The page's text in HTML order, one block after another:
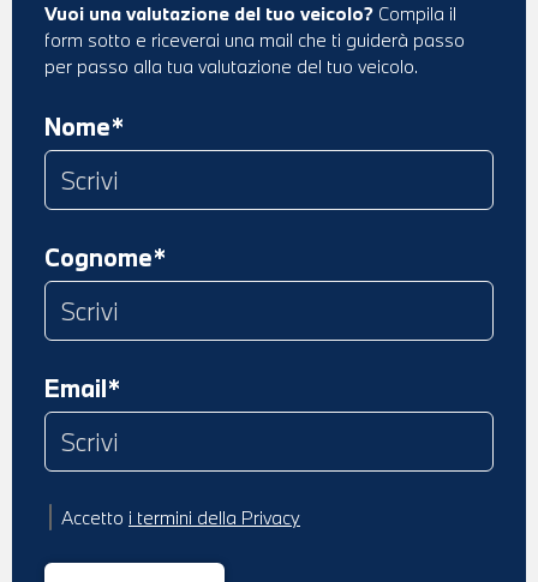
Vuoi una valutazione del tuo veicolo? Compila il
form sotto e riceverai una mail che ti guiderà passo
per passo alla tua valutazione del tuo veicolo.
Nome*
Cognome*
Email*
Accetto i termini della Privacy